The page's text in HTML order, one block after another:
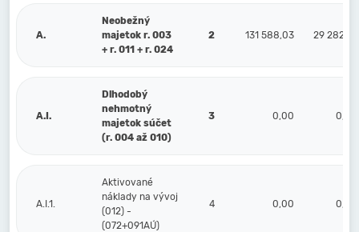
A.
Neobežný
majetok r. 003
+ r. 011 + r. 024
2 131 588,03 29 282,75
A.I.
Dlhodobý
nehmotný
majetok súčet
(r. 004 až 010)
3 0,00 0,00
A.I.1.
Aktivované
náklady na vývoj
(012) -
(072+091AÚ)
4 0,00 0,00